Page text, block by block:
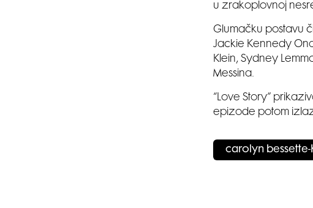
u zrakoplovnoj
Glumačku postavu
Jackie Kennedy
Klein, Sydney
Messina.
“Love Story”
epizode potom
carolyn